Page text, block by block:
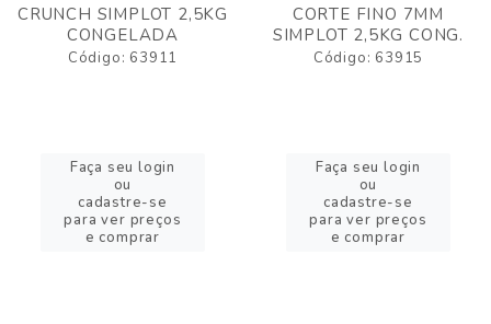
CRUNCH SIMPLOT 2,5KG
CONGELADA
Código: 63911
Faça seu login
ou
cadastre-se
para ver preços
e comprar
CORTE FINO 7MM
SIMPLOT 2,5KG CONG.
Código: 63915
Faça seu login
ou
cadastre-se
para ver preços
e comprar